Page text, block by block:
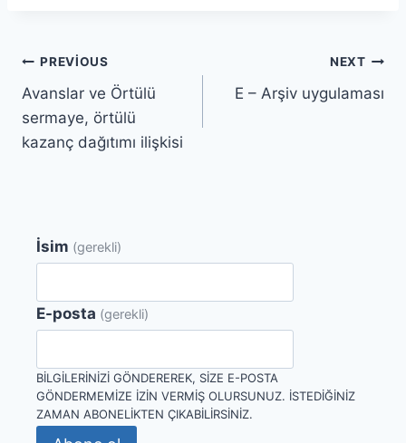
Yazı
gezinmesi
PREVIOUS
Avanslar ve Örtülü
sermaye, örtülü
kazanç dağıtımı ilişkisi
NEXT
E – Arşiv uygulaması
İsim (gerekli)
E-posta (gerekli)
BILGILERINIZI GÖNDEREREK, SIZE E-POSTA
GÖNDERMEMIZE IZIN VERMIŞ OLURSUNUZ. İSTEDIĞINIZ
ZAMAN ABONELIKTEN ÇIKABILIRSINIZ.